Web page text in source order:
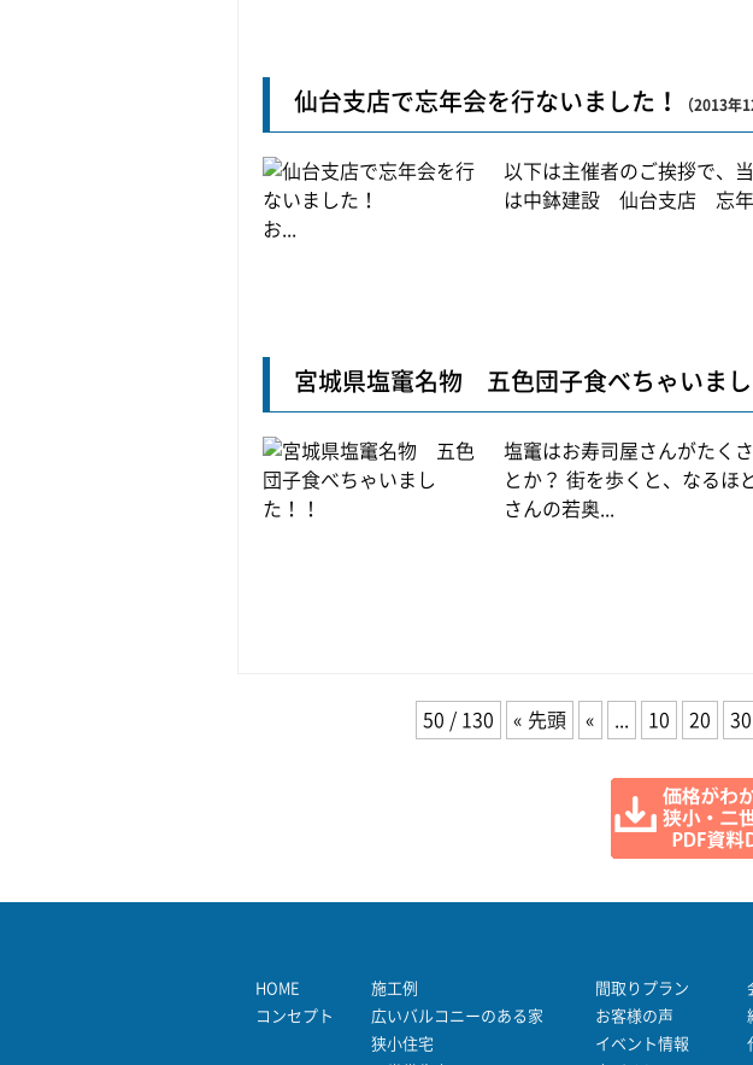
仙台支店で忘年会を行ないました！ （2013年
以下は主催者のご挨拶で、
は中鉢建設 仙台支店 忘年
お...
宮城県塩竃名物 五色団子食べちゃいまし
塩竃はお寿司屋さんがたく
とか？ 街を歩くと、なるほ
さんの若奥...
50 / 130 « 先頭 « 10 20 30
HOME
コンセプト
施工例
広いバルコニーのある家
狭小住宅
間取りプラン
お客様の声
イベント情報